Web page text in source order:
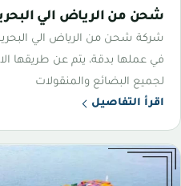
شحن من الرياض الي
شركة شحن من الرياض الي
في عملها بدقة، يتم عن طريقها
لجميع البضائع والمنقولات
اقرأ التفاصيل